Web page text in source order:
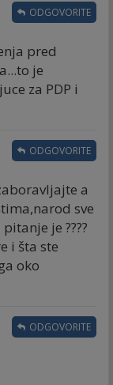
pred
je
za PDP i
ODGOVORITE
a
sve
je ????
i šta ste
oko
ODGOVORITE
ODGOVORITE